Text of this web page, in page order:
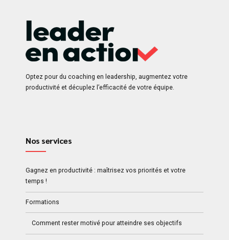
Optez pour du coaching en leadership, augmentez votre
productivité et décuplez l’efficacité de votre équipe.
Nos services
Gagnez en productivité : maîtrisez vos priorités et votre
temps !
Formations
Comment rester motivé pour atteindre ses objectifs